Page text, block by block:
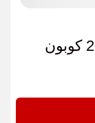
كود خصم بستاني السعودية 2026 كوبون